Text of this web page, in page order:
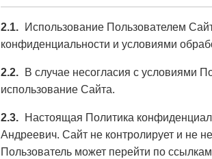
2.1.
Использование Пользователем
конфиденциальности и условиями
2.2.
В случае несогласия с условиями
использование Сайта.
2.3.
Настоящая Политика
Андреевич. Сайт не контролирует и не
Пользователь может перейти по